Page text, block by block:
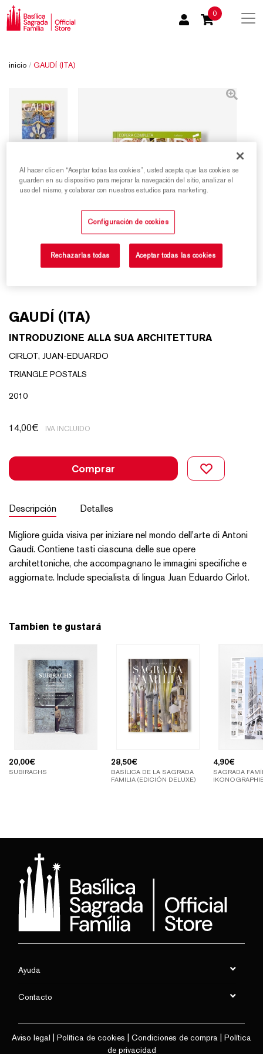
0
inicio / GAUDÍ (ITA)
GAUDÍ (ITA)
INTRODUZIONE ALLA SUA ARCHITETTURA
CIRLOT, JUAN-EDUARDO
TRIANGLE POSTALS
2010
14,00€ IVA INCLUIDO
Comprar
Descripción Detalles
Migliore guida visiva per iniziare nel mondo dell'arte di Antoni
Gaudí. Contiene tasti ciascuna delle sue opere
architettoniche, che accompagnano le immagini specifiche e
aggiornate. Include specialista di lingua Juan Eduardo Cirlot.
Tambien te gustará
20,00€
SUBIRACHS
28,50€
BASÍLICA DE LA SAGRADA
FAMILIA (EDICIÓN DELUXE)
4,90€
SAGRADA
Ayuda
Contacto
Aviso legal Política de cookies Condiciones de compra
Política
de privacidad
Al hacer clic en “Aceptar todas las cookies”, usted acepta que las cookies se
guarden en su dispositivo para mejorar la navegación del sitio, analizar el
uso del mismo, y colaborar con nuestros estudios para marketing.
Configuración de cookies
Rechazarlas todas Aceptar todas las cookies